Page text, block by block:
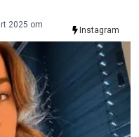
2025 om
Instagram